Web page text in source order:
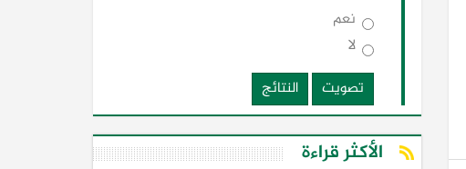
نعم
لا
تصويت
النتائج
الأكثر قراءة